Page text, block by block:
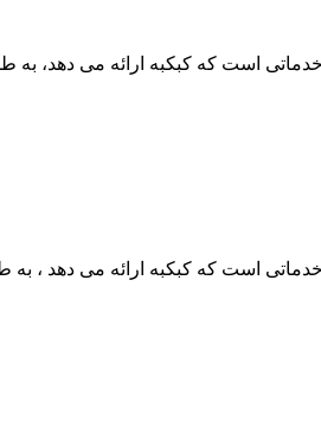
است که کبکبه ارائه می دهد، به
است که کبکبه ارائه می دهد ، به